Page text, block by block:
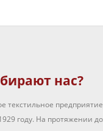
нас?
текстильное
году. На протяжении